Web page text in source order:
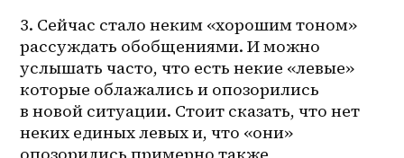
3. Сейчас стало неким «хорошим тоном»
рассуждать обобщениями. И можно
услышать часто, что есть некие «левые»
которые облажались и опозорились
в новой ситуации. Стоит сказать, что нет
неких единых левых и, что «они»